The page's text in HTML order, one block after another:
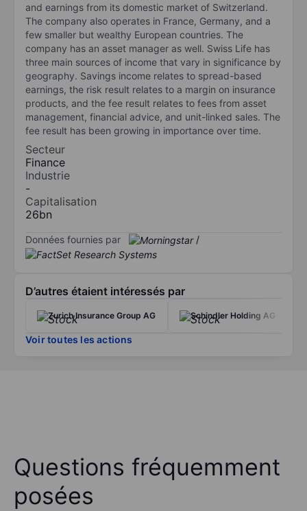
and earnings from its domestic market of Switzerland.
The company also operates in France, Germany, and a
few smaller but wealthy European countries. The
company has an asset manager as well. Swiss Life has
three main sources of income that vary in significance by
geography. Savings income relates to spread-based
earnings, the risk result relates to a margin on insurance
products, and the fee result relates to fees from asset
management, financial advice, and unit-linked sales. The
fee result has been growing in importance over time.
Secteur
Finance
Industrie
-
Capitalisation
26bn
Données fournies par /
D’autres étaient intéressés par
Zurich Insurance Group AG Schindler Holding AG
Voir toutes les actions
Questions fréquemment
posées